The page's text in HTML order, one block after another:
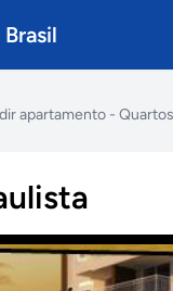
apartamento - Quartos